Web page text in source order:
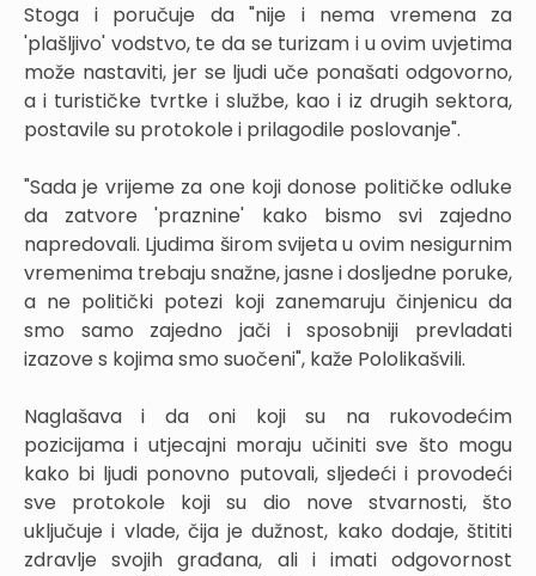
Stoga i poručuje da "nije i nema vremena za
'plašljivo' vodstvo, te da se turizam i u ovim uvjetima
može nastaviti, jer se ljudi uče ponašati odgovorno,
a i turističke tvrtke i službe, kao i iz drugih sektora,
postavile su protokole i prilagodile poslovanje".
"Sada je vrijeme za one koji donose političke odluke
da zatvore 'praznine' kako bismo svi zajedno
napredovali. Ljudima širom svijeta u ovim nesigurnim
vremenima trebaju snažne, jasne i dosljedne poruke,
a ne politički potezi koji zanemaruju činjenicu da
smo samo zajedno jači i sposobniji prevladati
izazove s kojima smo suočeni", kaže Pololikašvili.
Naglašava i da oni koji su na rukovodećim
pozicijama i utjecajni moraju učiniti sve što mogu
kako bi ljudi ponovno putovali, sljedeći i provodeći
sve protokole koji su dio nove stvarnosti, što
uključuje i vlade, čija je dužnost, kako dodaje, štititi
zdravlje svojih građana, ali i imati odgovornost